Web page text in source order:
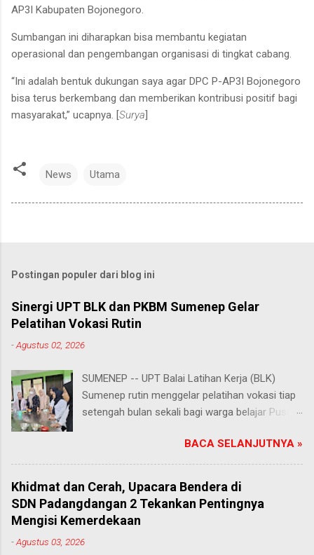
AP3I Kabupaten Bojonegoro.
Sumbangan ini diharapkan bisa membantu kegiatan
operasional dan pengembangan organisasi di tingkat cabang.
“Ini adalah bentuk dukungan saya agar DPC P-AP3I Bojonegoro
bisa terus berkembang dan memberikan kontribusi positif bagi
masyarakat,” ucapnya. [Surya]
News Utama
Postingan populer dari blog ini
Sinergi UPT BLK dan PKBM Sumenep Gelar
Pelatihan Vokasi Rutin
-Agustus 02, 2026
SUMENEP -- UPT Balai Latihan Kerja (BLK)
Sumenep rutin menggelar pelatihan vokasi tiap
setengah bulan sekali bagi warga belajar Pusat
Kabupaten Sumenep. Ahad (2/8/2026).
Program ini menawarkan berbagai pilihan
keterampilan, mulai dari pembuatan roti dan kue
hingga kejuruan lainnya yang bebas dipilih
peserta sesuai bakat dan minat masing-
para peserta. Salah satunya Juhairiyah, peserta
BACA SELANJUTNYA »
Khidmat dan Cerah, Upacara Bendera di
SDN Padangdangan 2 Tekankan Pentingnya
Mengisi Kemerdekaan
-Agustus 03, 2026